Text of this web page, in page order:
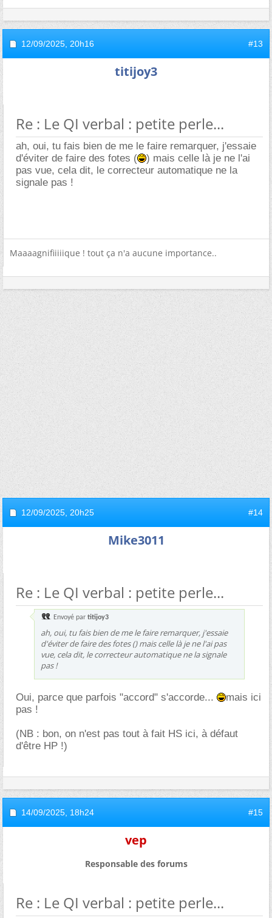
12/09/2025, 20h16 #13
titijoy3
Re : Le QI verbal : petite perle...
ah, oui, tu fais bien de me le faire remarquer, j'essaie
d'éviter de faire des fotes (
) mais celle là je ne l'ai
pas vue, cela dit, le correcteur automatique ne la
signale pas !
Maaaagnifiiiiique ! tout ça n'a aucune importance..
12/09/2025, 20h25 #14
Mike3011
Re : Le QI verbal : petite perle...
Envoyé par titijoy3
ah, oui, tu fais bien de me le faire remarquer, j'essaie
d'éviter de faire des fotes () mais celle là je ne l'ai pas
vue, cela dit, le correcteur automatique ne la signale
pas !
Oui, parce que parfois "accord" s'accorde...
mais ici
pas !
(NB : bon, on n'est pas tout à fait HS ici, à défaut
d'être HP !)
14/09/2025, 18h24 #15
vep
Responsable des forums
Re : Le QI verbal : petite perle...